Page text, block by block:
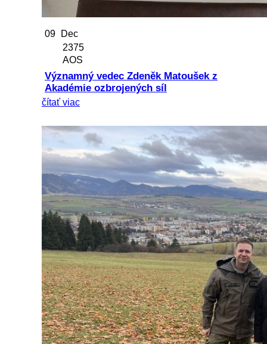
09
Dec
2375
AOS
Významný vedec Zdeněk Matoušek z
Akadémie ozbrojených síl
čítať viac